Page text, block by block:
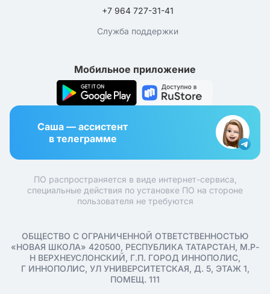
+7 964 727-31-41
Служба поддержки
Мобильное приложение
Саша — ассистент
в телеграмме
ПО распространяется в виде интернет-сервиса,
специальные действия по установке ПО на стороне
пользователя не требуются
ОБЩЕСТВО С ОГРАНИЧЕННОЙ ОТВЕТСТВЕННОСТЬЮ
«НОВАЯ ШКОЛА» 420500, РЕСПУБЛИКА ТАТАРСТАН, М.Р-
Н ВЕРХНЕУСЛОНСКИЙ, Г.П. ГОРОД ИННОПОЛИС,
Г ИННОПОЛИС, УЛ УНИВЕРСИТЕТСКАЯ, Д. 5, ЭТАЖ 1,
ПОМЕЩ. 111